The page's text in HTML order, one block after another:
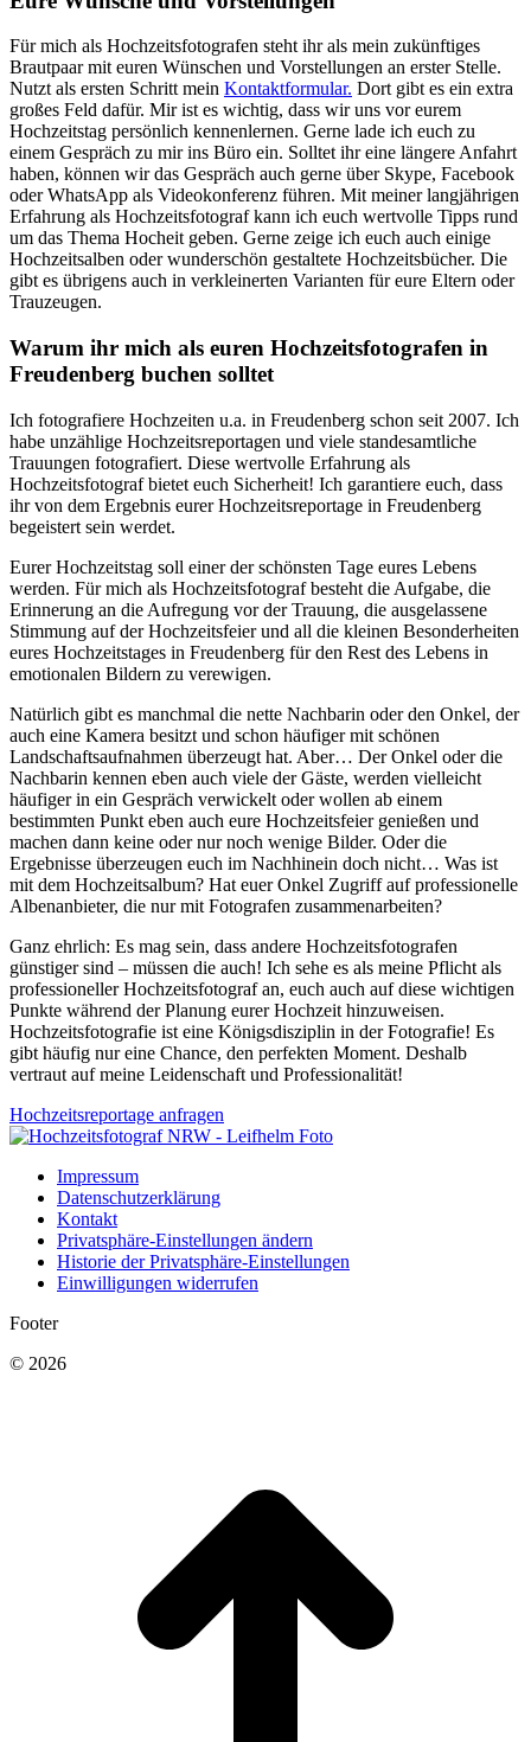
Für mich als Hochzeitsfotografen steht ihr als mein zukünftiges
Brautpaar mit euren Wünschen und Vorstellungen an erster Stelle.
Nutzt als ersten Schritt mein Kontaktformular. Dort gibt es ein extra
großes Feld dafür. Mir ist es wichtig, dass wir uns vor eurem
Hochzeitstag persönlich kennenlernen. Gerne lade ich euch zu
einem Gespräch zu mir ins Büro ein. Solltet ihr eine längere Anfahrt
haben, können wir das Gespräch auch gerne über Skype, Facebook
oder WhatsApp als Videokonferenz führen. Mit meiner langjährigen
Erfahrung als Hochzeitsfotograf kann ich euch wertvolle Tipps rund
um das Thema Hocheit geben. Gerne zeige ich euch auch einige
Hochzeitsalben oder wunderschön gestaltete Hochzeitsbücher. Die
gibt es übrigens auch in verkleinerten Varianten für eure Eltern oder
Trauzeugen.
Warum ihr mich als euren Hochzeitsfotografen in
Freudenberg buchen solltet
Ich fotografiere Hochzeiten u.a. in Freudenberg schon seit 2007. Ich
habe unzählige Hochzeitsreportagen und viele standesamtliche
Trauungen fotografiert. Diese wertvolle Erfahrung als
Hochzeitsfotograf bietet euch Sicherheit! Ich garantiere euch, dass
ihr von dem Ergebnis eurer Hochzeitsreportage in Freudenberg
begeistert sein werdet.
Eurer Hochzeitstag soll einer der schönsten Tage eures Lebens
werden. Für mich als Hochzeitsfotograf besteht die Aufgabe, die
Erinnerung an die Aufregung vor der Trauung, die ausgelassene
Stimmung auf der Hochzeitsfeier und all die kleinen Besonderheiten
eures Hochzeitstages in Freudenberg für den Rest des Lebens in
emotionalen Bildern zu verewigen.
Natürlich gibt es manchmal die nette Nachbarin oder den Onkel, der
auch eine Kamera besitzt und schon häufiger mit schönen
Landschaftsaufnahmen überzeugt hat. Aber… Der Onkel oder die
Nachbarin kennen eben auch viele der Gäste, werden vielleicht
häufiger in ein Gespräch verwickelt oder wollen ab einem
bestimmten Punkt eben auch eure Hochzeitsfeier genießen und
machen dann keine oder nur noch wenige Bilder. Oder die
Ergebnisse überzeugen euch im Nachhinein doch nicht… Was ist
mit dem Hochzeitsalbum? Hat euer Onkel Zugriff auf professionelle
Albenanbieter, die nur mit Fotografen zusammenarbeiten?
Ganz ehrlich: Es mag sein, dass andere Hochzeitsfotografen
günstiger sind – müssen die auch! Ich sehe es als meine Pflicht als
professioneller Hochzeitsfotograf an, euch auch auf diese wichtigen
Punkte während der Planung eurer Hochzeit hinzuweisen.
Hochzeitsfotografie ist eine Königsdisziplin in der Fotografie! Es
gibt häufig nur eine Chance, den perfekten Moment. Deshalb
vertraut auf meine Leidenschaft und Professionalität!
Hochzeitsreportage anfragen
Impressum
Datenschutzerklärung
Kontakt
Privatsphäre-Einstellungen ändern
Historie der Privatsphäre-Einstellungen
Einwilligungen widerrufen
Footer
© 2026